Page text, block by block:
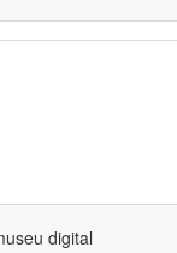
digital